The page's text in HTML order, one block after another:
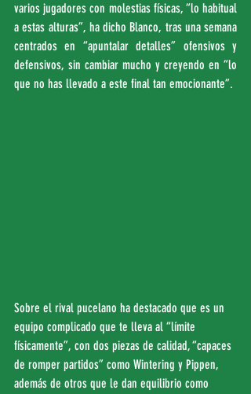
varios jugadores con molestias físicas, “lo habitual
a estas alturas”, ha dicho Blanco, tras una semana
centrados en “apuntalar detalles” ofensivos y
defensivos, sin cambiar mucho y creyendo en “lo
que no has llevado a este final tan emocionante”.
Sobre el rival pucelano ha destacado que es un
equipo complicado que te lleva al “límite
físicamente”, con dos piezas de calidad, “capaces
de romper partidos” como Wintering y Pippen,
además de otros que le dan equilibrio como